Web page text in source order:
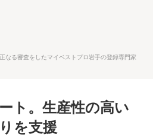
なる審査をしたマイベストプロ岩手の登録専門家
ト。生産性の高い
を支援